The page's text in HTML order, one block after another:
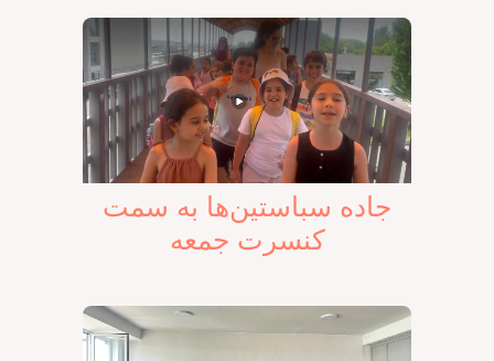
جاده سباستین‌ها به سمت
کنسرت جمعه